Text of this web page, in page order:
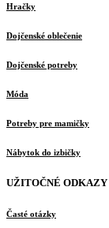
Hračky
Dojčenské oblečenie
Dojčenské potreby
Móda
Potreby pre mamičky
Nábytok do izbičky
UŽITOČNÉ ODKAZY
Časté otázky